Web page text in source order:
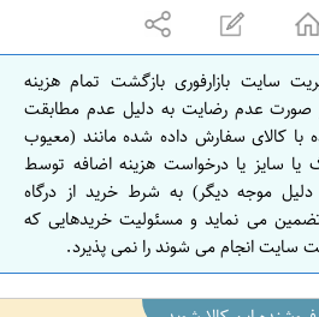
سایت بازارفوری بازگشت تمام هزینه
صورت عدم رضایت به دلیل عدم مطابقت
با کالای سفارش داده شده مانند (معیوب
یا سایز یا درخواست هزینه اضافه توسط
موجه دیگر) به شرط خرید از درگاه
می نماید و مسئولیت خریدهایی که
سایت انجام می شوند را نمی پذیرد.